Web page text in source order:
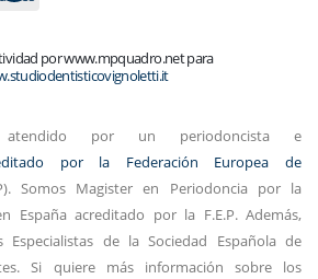
por www.mpquadro.net para
por un periodoncista e
por la Federación Europea de
Somos Magister en Periodoncia por la
España acreditado por la F.E.P. Además,
Especialistas de la Sociedad Española de
Si quiere más información sobre los